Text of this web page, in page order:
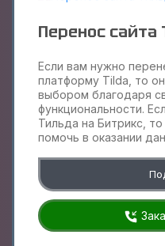
Перенос сайта
Если вам нужно
платформу Tilda, то
выбором благодаря
функциональности.
Тильда на Битрикс,
помочь в оказании